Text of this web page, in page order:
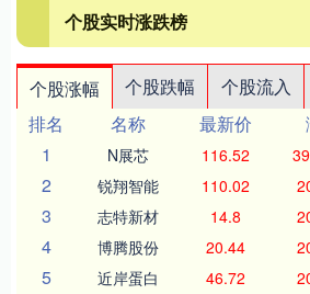
个股实时涨跌榜
个股涨幅 个股跌幅 个股流入
排名
名称 最新价
1
N展芯 116.52
2 锐翔智能 110.02
3 志特新材 14.8
4 博腾股份 20.44
5 近岸蛋白 46.72